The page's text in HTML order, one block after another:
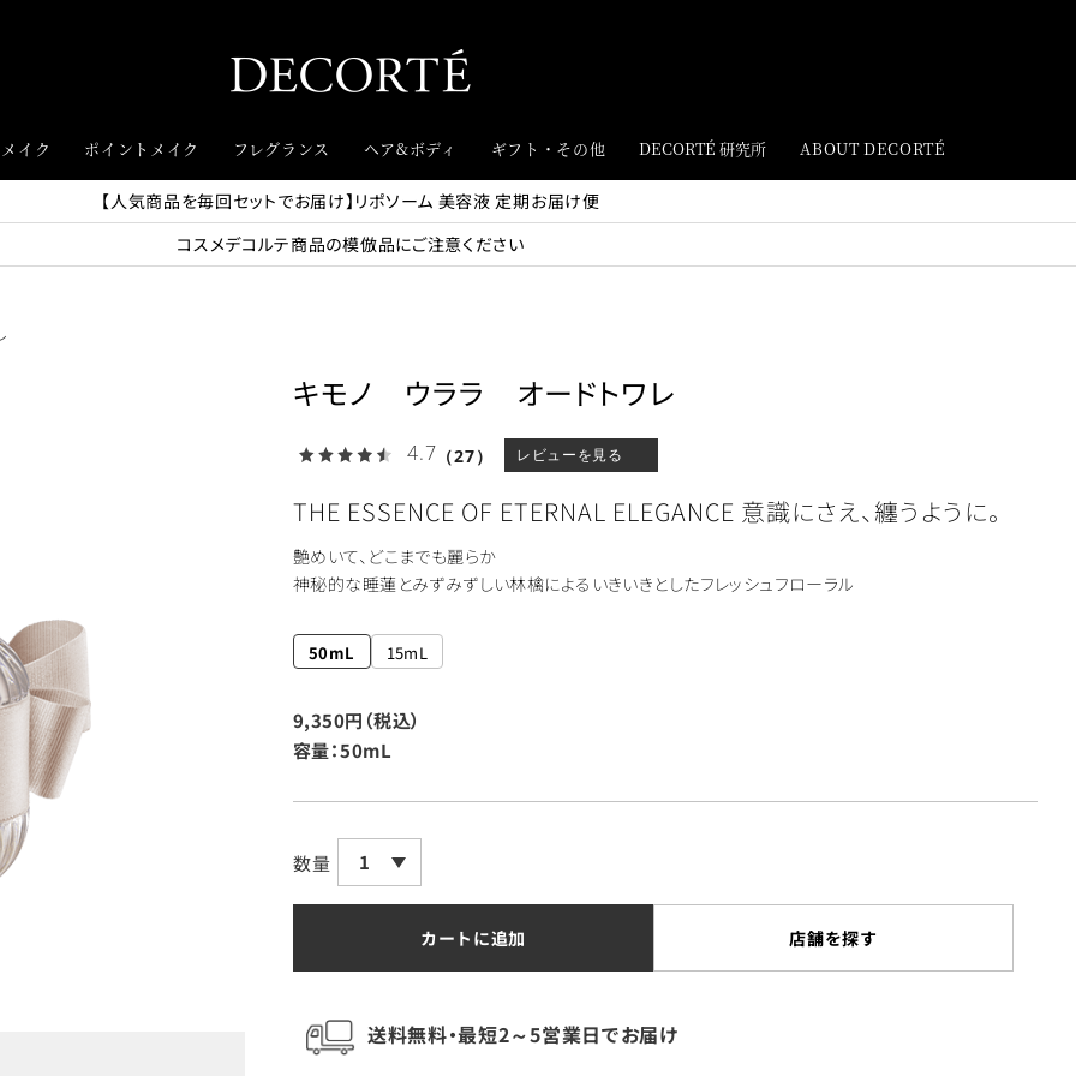
イク ポイントメイク フレグランス ヘア&ボディ ギフト・その他 DECORTÉ 研究所 ABOUT DECORTÉ
【人気商品を毎回セットでお届け】リポソーム 美容液 定期お届け便
コスメデコルテ商品の模倣品にご注意ください
キモノ ウララ オードトワレ
4.7 （27） レビューを見る
THE ESSENCE OF ETERNAL ELEGANCE 意識にさえ、纏うように。
艶めいて、どこまでも麗らか
神秘的な睡蓮とみずみずしい林檎によるいきいきとしたフレッシュフローラル
50mL 15mL
9,350円（税込）
容量：50mL
数量 1
カートに追加 店舗を探す
送料無料・最短2～5営業日でお届け